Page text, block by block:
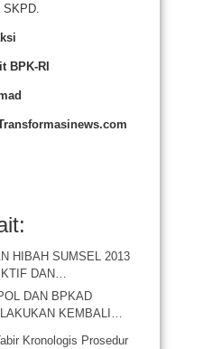
BPK-RI
HIBAH SUMSEL 2013
DAN…
DAN BPKAD
KEMBALI…
Kronologis Prosedur